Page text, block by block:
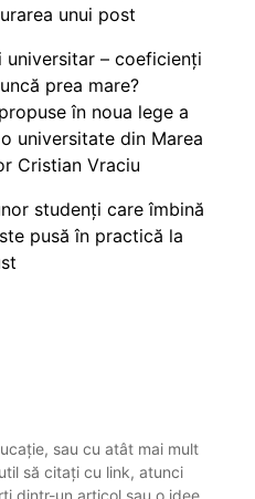
unui post
universitar – coeficienți
prea mare?
în noua lege a
universitate din Marea
Cristian Vraciu
studenți care îmbină
pusă în practică la
sau cu atât mai mult
să citați cu link, atunci
dintr-un articol sau o idee